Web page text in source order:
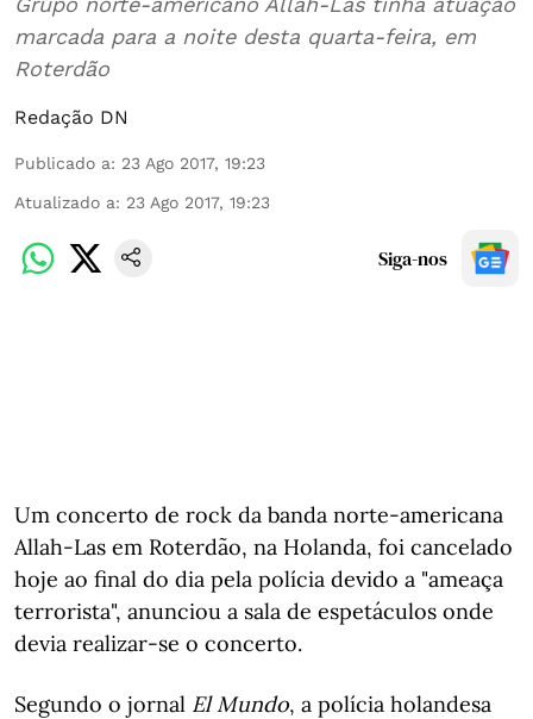
marcada para a noite desta quarta-feira, em
Roterdão
Redação DN
Publicado a: 23 Ago 2017, 19:23
Atualizado a: 23 Ago 2017, 19:23
Siga-nos
Um concerto de rock da banda norte-americana
Allah-Las em Roterdão, na Holanda, foi cancelado
hoje ao final do dia pela polícia devido a "ameaça
terrorista", anunciou a sala de espetáculos onde
devia realizar-se o concerto.
Segundo o jornal El Mundo, a polícia holandesa